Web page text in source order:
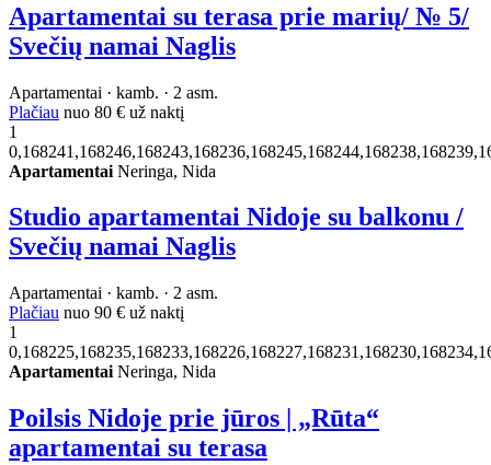
Apartamentai su terasa prie marių/ № 5/
Svečių namai Naglis
Apartamentai · kamb. · 2 asm.
Plačiau nuo 80 € už naktį
1
Apartamentai Neringa, Nida
Studio apartamentai Nidoje su balkonu /
Svečių namai Naglis
Apartamentai · kamb. · 2 asm.
Plačiau nuo 90 € už naktį
1
Apartamentai Neringa, Nida
Poilsis Nidoje prie jūros | „Rūta“
apartamentai su terasa